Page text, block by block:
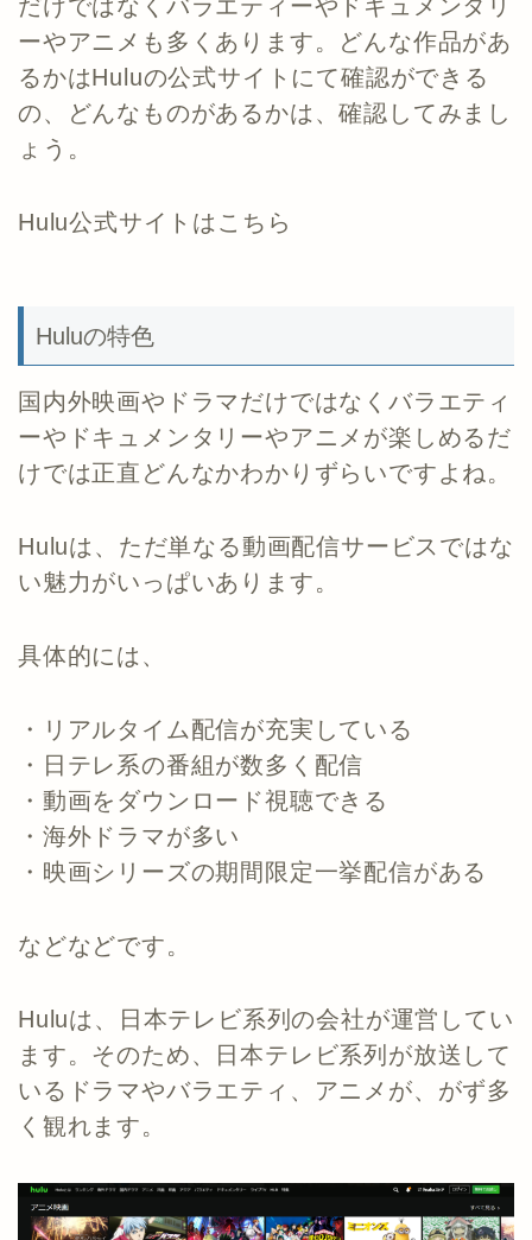
だけではなくバラエティーやドキュメンタリ
ーやアニメも多くあります。どんな作品があ
るかはHuluの公式サイトにて確認ができる
の、どんなものがあるかは、確認してみまし
ょう。
Hulu公式サイトはこちら
Huluの特色
国内外映画やドラマだけではなくバラエティ
ーやドキュメンタリーやアニメが楽しめるだ
けでは正直どんなかわかりずらいですよね。
Huluは、ただ単なる動画配信サービスではな
い魅力がいっぱいあります。
具体的には、
・リアルタイム配信が充実している
・日テレ系の番組が数多く配信
・動画をダウンロード視聴できる
・海外ドラマが多い
・映画シリーズの期間限定一挙配信がある
などなどです。
Huluは、日本テレビ系列の会社が運営してい
ます。そのため、日本テレビ系列が放送して
いるドラマやバラエティ、アニメが、がず多
く観れます。